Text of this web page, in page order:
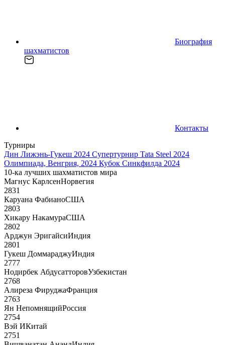
Биография
шахматистов
Контакты
Турниры
Дин Лижэнь-Гукеш 2024 Супертурнир Tata Steel 2024
Олимпиада, Венгрия, 2024 Кубок Синкфилда 2024
10-ка лучших шахматистов мира
Магнус КарлсенНорвегия
2831
Каруана ФабианоСША
2803
Хикару НакамураСША
2802
Арджун ЭригайсиИндия
2801
Гукеш ДоммараджуИндия
2777
Нодирбек АбдусатторовУзбекистан
2768
Алиреза ФируджаФранция
2763
Ян НепомнящийРоссия
2754
Вэй ИКитай
2751